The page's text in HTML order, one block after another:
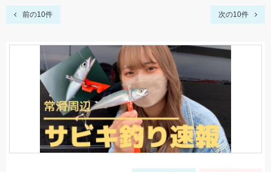
前の10件 次の10件